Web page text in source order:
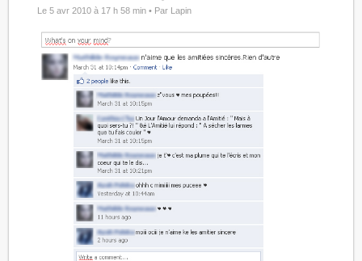
Le 5 avr 2010 à 17 h 58 min • Par Lapin